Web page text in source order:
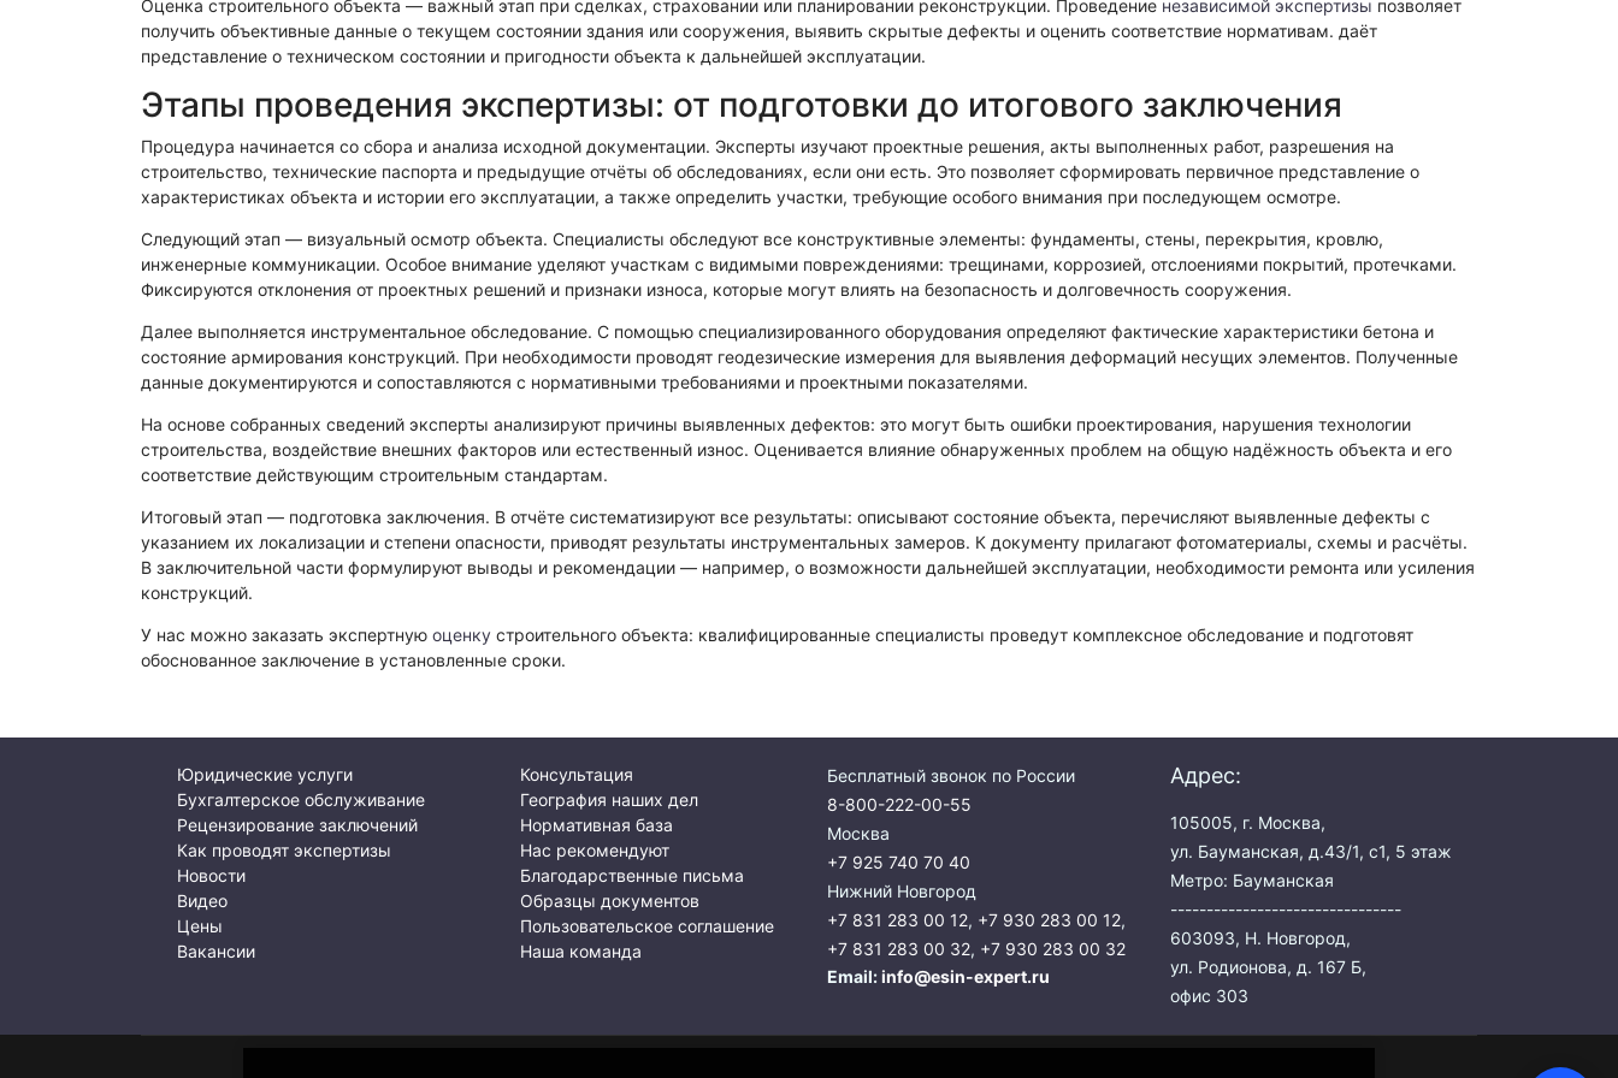
Физико-химическая экспертиза Электротехническая экспертиза
Оценка строительного объекта — важный этап при сделках, страховании или планировании реконструкции. Проведение независимой экспертизы позволяет
получить объективные данные о текущем состоянии здания или сооружения, выявить скрытые дефекты и оценить соответствие нормативам. даёт
представление о техническом состоянии и пригодности объекта к дальнейшей эксплуатации.
Этапы проведения экспертизы: от подготовки до итогового заключения
Процедура начинается со сбора и анализа исходной документации. Эксперты изучают проектные решения, акты выполненных работ, разрешения на
строительство, технические паспорта и предыдущие отчёты об обследованиях, если они есть. Это позволяет сформировать первичное представление о
характеристиках объекта и истории его эксплуатации, а также определить участки, требующие особого внимания при последующем осмотре.
Следующий этап — визуальный осмотр объекта. Специалисты обследуют все конструктивные элементы: фундаменты, стены, перекрытия, кровлю,
инженерные коммуникации. Особое внимание уделяют участкам с видимыми повреждениями: трещинами, коррозией, отслоениями покрытий, протечками.
Фиксируются отклонения от проектных решений и признаки износа, которые могут влиять на безопасность и долговечность сооружения.
Далее выполняется инструментальное обследование. С помощью специализированного оборудования определяют фактические характеристики бетона и
состояние армирования конструкций. При необходимости проводят геодезические измерения для выявления деформаций несущих элементов. Полученные
данные документируются и сопоставляются с нормативными требованиями и проектными показателями.
На основе собранных сведений эксперты анализируют причины выявленных дефектов: это могут быть ошибки проектирования, нарушения технологии
строительства, воздействие внешних факторов или естественный износ. Оценивается влияние обнаруженных проблем на общую надёжность объекта и его
соответствие действующим строительным стандартам.
Итоговый этап — подготовка заключения. В отчёте систематизируют все результаты: описывают состояние объекта, перечисляют выявленные дефекты с
указанием их локализации и степени опасности, приводят результаты инструментальных замеров. К документу прилагают фотоматериалы, схемы и расчёты.
В заключительной части формулируют выводы и рекомендации — например, о возможности дальнейшей эксплуатации, необходимости ремонта или усиления
конструкций.
У нас можно заказать экспертную оценку строительного объекта: квалифицированные специалисты проведут комплексное обследование и подготовят
обоснованное заключение в установленные сроки.
Юридические услуги
Бухгалтерское обслуживание
Рецензирование заключений
Как проводят экспертизы
Новости
Видео
Цены
Вакансии
Консультация
География наших дел
Нормативная база
Нас рекомендуют
Благодарственные письма
Образцы документов
Пользовательское соглашение
Наша команда
Бесплатный звонок по России
8-800-222-00-55
Москва
+7 925 740 70 40
Нижний Новгород
+7 831 283 00 12, +7 930 283 00 12,
+7 831 283 00 32, +7 930 283 00 32
Email:info@esin-expert.ru
Адрес:
105005, г. Москва,
ул. Бауманская, д.43/1, с1, 5 этаж
Метро: Бауманская
--------------------------------
603093, Н. Новгород,
ул. Родионова, д. 167 Б,
офис 303